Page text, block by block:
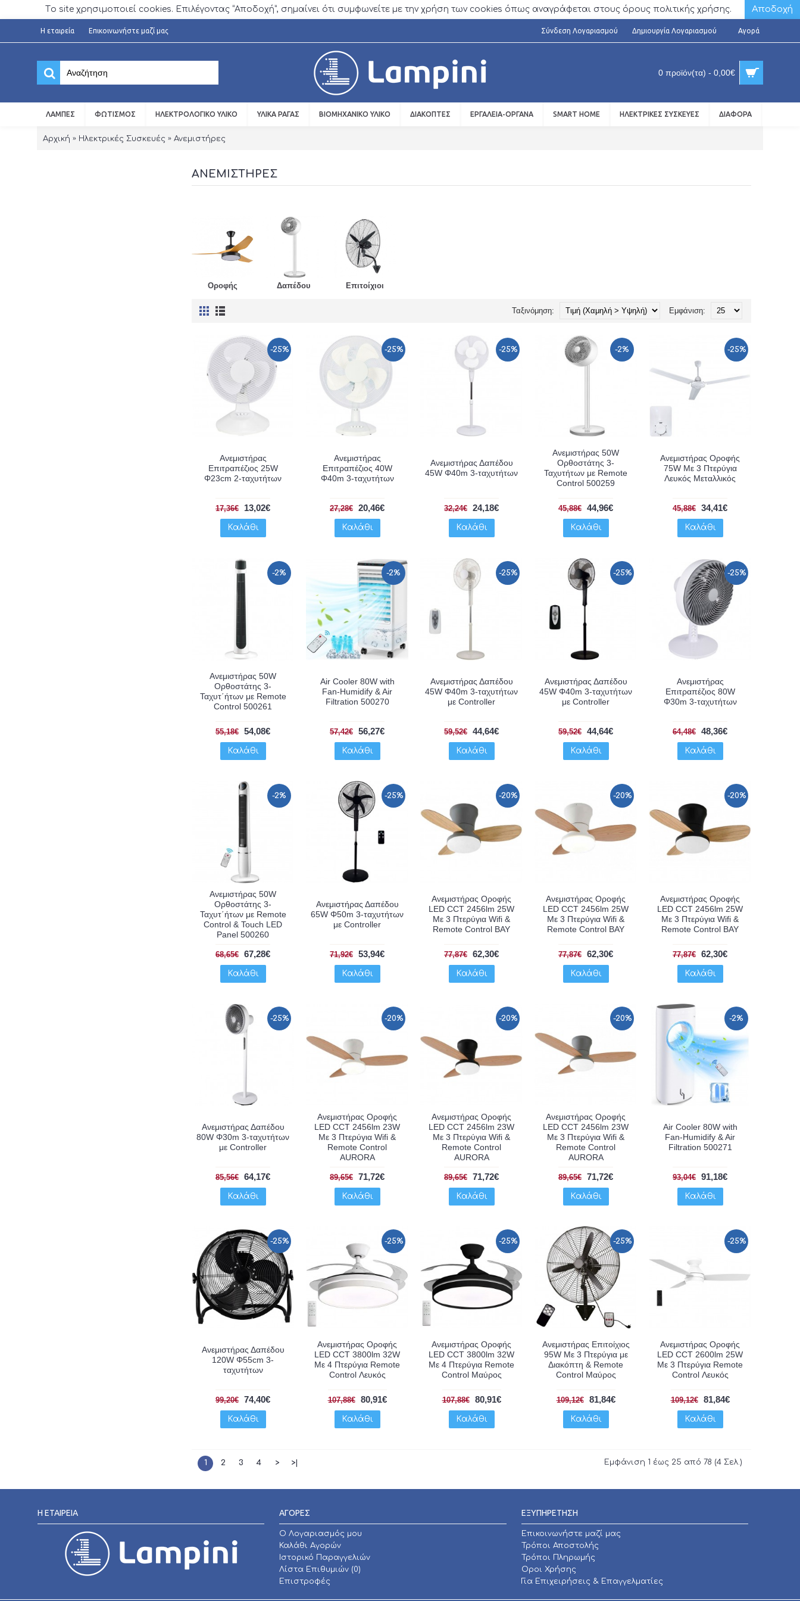
Τo site χρησιμοποιεί cookies. Επιλέγοντας “Αποδοχή”, σημαίνει ότι συμφωνείτε με την χρήση των cookies όπως αναγράφεται στους όρους πολιτικής χρήσης. Αποδοχή
H εταιρεία Επικοινωνήστε μαζί μας Σύνδεση Λογαριασμού Δημιουργία Λογαριασμού Αγορά
0 προϊόν(τα) - 0,00€
ΛΆΜΠΕΣ ΦΩΤΙΣΜΌΣ ΗΛΕΚΤΡΟΛΟΓΙΚΌ ΥΛΙΚΌ ΥΛΙΚΆ ΡΆΓΑΣ ΒΙΟΜΗΧΑΝΙΚΌ ΥΛΙΚΌ ΔΙΑΚΌΠΤΕΣ ΕΡΓΑΛΕΊΑ-ΌΡΓΑΝΑ SMART HOME ΗΛΕΚΤΡΙΚΈΣ ΣΥΣΚΕΥΈΣ ΔΙΆΦΟΡΑ
Αρχική Ηλεκτρικές Συσκευές Ανεμιστήρες
ΑΝΕΜΙΣΤΉΡΕΣ
Οροφής Δαπέδου Επιτοίχιοι
Εμφάνιση:
Ταξινόμηση:
-25%
Ανεμιστήρας
Επιτραπέζιος 25W
Φ23cm 2-ταχυτήτων
17,36€ 13,02€
Καλάθι
-25%
Ανεμιστήρας
Επιτραπέζιος 40W
Φ40m 3-ταχυτήτων
27,28€ 20,46€
Καλάθι
-25%
Ανεμιστήρας Δαπέδου
45W Φ40m 3-ταχυτήτων
32,24€ 24,18€
Καλάθι
-2%
Ανεμιστήρας 50W
Ορθοστάτης 3-
Ταχυτήτων με Remote
Control 500259
45,88€ 44,96€
Καλάθι
-25%
Ανεμιστήρας Οροφής
75W Με 3 Πτερύγια
Λευκός Μεταλλικός
45,88€ 34,41€
Καλάθι
-2%
Ανεμιστήρας 50W
Ορθοστάτης 3-
Ταχυτ΄ήτων με Remote
Control 500261
55,18€ 54,08€
Καλάθι
-2%
Air Cooler 80W with
Fan-Humidify & Air
Filtration 500270
57,42€ 56,27€
Καλάθι
-25%
Ανεμιστήρας Δαπέδου
45W Φ40m 3-ταχυτήτων
με Controller
59,52€ 44,64€
Καλάθι
-25%
Ανεμιστήρας Δαπέδου
45W Φ40m 3-ταχυτήτων
με Controller
59,52€ 44,64€
Καλάθι
-25%
Ανεμιστήρας
Επιτραπέζιος 80W
Φ30m 3-ταχυτήτων
64,48€ 48,36€
Καλάθι
-2%
Ανεμιστήρας 50W
Ορθοστάτης 3-
Ταχυτ΄ήτων με Remote
Control & Touch LED
Panel 500260
68,65€ 67,28€
Καλάθι
-25%
Ανεμιστήρας Δαπέδου
65W Φ50m 3-ταχυτήτων
με Controller
71,92€ 53,94€
Καλάθι
-20%
Ανεμιστήρας Οροφής
LED CCT 2456lm 25W
Με 3 Πτερύγια Wifi &
Remote Control BAY
77,87€ 62,30€
Καλάθι
-20%
Ανεμιστήρας Οροφής
LED CCT 2456lm 25W
Με 3 Πτερύγια Wifi &
Remote Control BAY
77,87€ 62,30€
Καλάθι
-20%
Ανεμιστήρας Οροφής
LED CCT 2456lm 25W
Με 3 Πτερύγια Wifi &
Remote Control BAY
77,87€ 62,30€
Καλάθι
-25%
Ανεμιστήρας Δαπέδου
80W Φ30m 3-ταχυτήτων
με Controller
85,56€ 64,17€
Καλάθι
-20%
Ανεμιστήρας Οροφής
LED CCT 2456lm 23W
Με 3 Πτερύγια Wifi &
Remote Control
AURORA
89,65€ 71,72€
Καλάθι
-20%
Ανεμιστήρας Οροφής
LED CCT 2456lm 23W
Με 3 Πτερύγια Wifi &
Remote Control
AURORA
89,65€ 71,72€
Καλάθι
-20%
Ανεμιστήρας Οροφής
LED CCT 2456lm 23W
Με 3 Πτερύγια Wifi &
Remote Control
AURORA
89,65€ 71,72€
Καλάθι
-2%
Air Cooler 80W with
Fan-Humidify & Air
Filtration 500271
93,04€ 91,18€
Καλάθι
-25%
Ανεμιστήρας Δαπέδου
120W Φ55cm 3-
ταχυτήτων
99,20€ 74,40€
Καλάθι
-25%
Ανεμιστήρας Οροφής
LED CCT 3800lm 32W
Με 4 Πτερύγια Remote
Control Λευκός
107,88€ 80,91€
Καλάθι
-25%
Ανεμιστήρας Οροφής
LED CCT 3800lm 32W
Με 4 Πτερύγια Remote
Control Μαύρος
107,88€ 80,91€
Καλάθι
-25%
Ανεμιστήρας Επιτοίχιος
95W Με 3 Πτερύγια με
Διακόπτη & Remote
Control Μαύρος
109,12€ 81,84€
Καλάθι
-25%
Ανεμιστήρας Οροφής
LED CCT 2600lm 25W
Με 3 Πτερύγια Remote
Control Λευκός
109,12€ 81,84€
Καλάθι
1 2 3 4 > >| Εμφάνιση 1 έως 25 από 78 (4 Σελ.)
Η ΕΤΑΙΡΕΊΑ ΑΓΟΡΕΣ
O Λογαριασμός μου
Καλάθι Αγορών
Ιστορικό Παραγγελιών
Λίστα Επιθυμιών (0)
Επιστροφές
ΕΞΥΠΗΡΕΤΗΣΗ
Επικοινωνήστε μαζί μας
Τρόποι Αποστολής
Τρόποι Πληρωμής
Οροι Χρήσης
Για Επιχειρήσεις & Επαγγελματίες